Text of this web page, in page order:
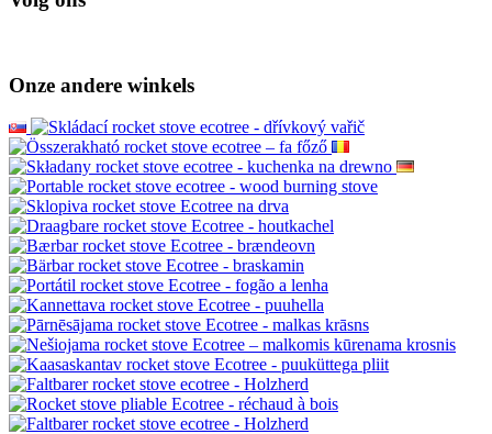
Contact
Goede klacht
Opzegging van het contract
Bescherming van persoonlijke gegevens
Nieuwsbrief - bescherming van persoonlijke gegevens
Sitemap
Merken
Recensies
Cadeaubonnen
Aanbiedingen
Zelfstudies
Volg ons
Onze andere winkels